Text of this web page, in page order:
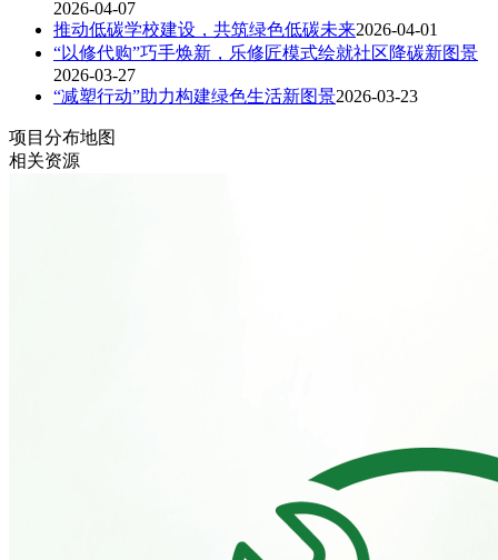
2026-04-07
推动低碳学校建设，共筑绿色低碳未来2026-04-01
“以修代购”巧手焕新，乐修匠模式绘就社区降碳新图景
2026-03-27
“减塑行动”助力构建绿色生活新图景2026-03-23
项目分布地图
相关资源